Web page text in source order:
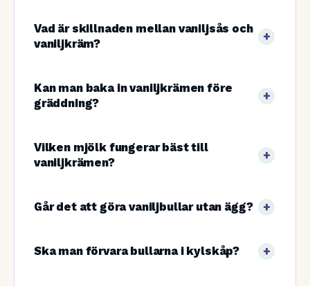
Vad är skillnaden mellan vaniljsås och
vaniljkräm?
Kan man baka in vaniljkrämen före
gräddning?
Vilken mjölk fungerar bäst till
vaniljkrämen?
Går det att göra vaniljbullar utan ägg?
Ska man förvara bullarna i kylskåp?